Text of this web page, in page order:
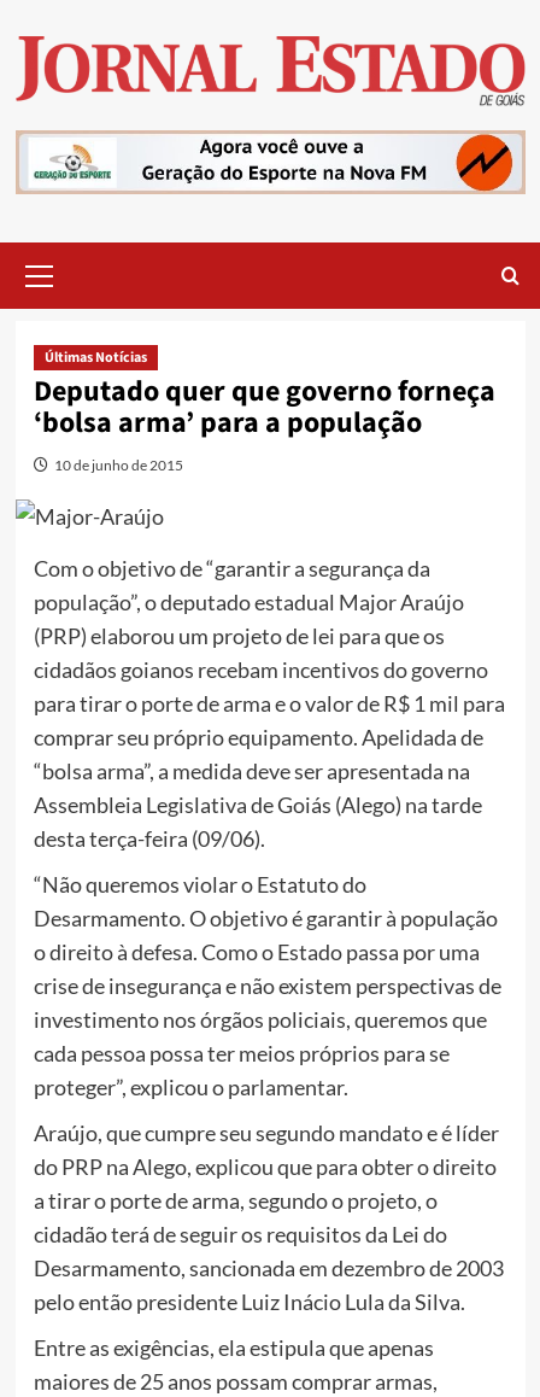
content
Menu
Últimas Notícias
Deputado quer que governo forneça
‘bolsa arma’ para a população
10 de junho de 2015
Com o objetivo de “garantir a segurança da
população”, o deputado estadual Major Araújo
(PRP) elaborou um projeto de lei para que os
cidadãos goianos recebam incentivos do governo
para tirar o porte de arma e o valor de R$ 1 mil para
comprar seu próprio equipamento. Apelidada de
“bolsa arma”, a medida deve ser apresentada na
Assembleia Legislativa de Goiás (Alego) na tarde
desta terça-feira (09/06).
“Não queremos violar o Estatuto do
Desarmamento. O objetivo é garantir à população
o direito à defesa. Como o Estado passa por uma
crise de insegurança e não existem perspectivas de
investimento nos órgãos policiais, queremos que
cada pessoa possa ter meios próprios para se
proteger”, explicou o parlamentar.
Araújo, que cumpre seu segundo mandato e é líder
do PRP na Alego, explicou que para obter o direito
a tirar o porte de arma, segundo o projeto, o
cidadão terá de seguir os requisitos da Lei do
Desarmamento, sancionada em dezembro de 2003
pelo então presidente Luiz Inácio Lula da Silva.
Entre as exigências, ela estipula que apenas
maiores de 25 anos possam comprar armas,